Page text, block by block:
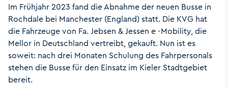
Im Frühjahr 2023 fand die Abnahme der neuen Busse in
Rochdale bei Manchester (England) statt. Die KVG hat
die Fahrzeuge von Fa. Jebsen & Jessen e -Mobility, die
Mellor in Deutschland vertreibt, gekauft. Nun ist es
soweit: nach drei Monaten Schulung des Fahrpersonals
stehen die Busse für den Einsatz im Kieler Stadtgebiet
bereit.